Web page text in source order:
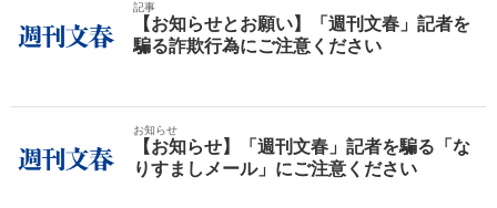
記事
【お知らせとお願い】「週刊文春」記者を
騙る詐欺行為にご注意ください
お知らせ
【お知らせ】「週刊文春」記者を騙る「な
りすましメール」にご注意ください